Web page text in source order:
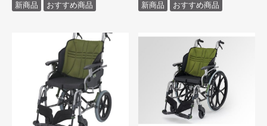
新商品 おすすめ商品 新商品 おすすめ商品